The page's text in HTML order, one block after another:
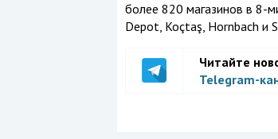
более 820 магазинов в 8-
Depot, Koçtaş, Hornbach и
Читайте
Telegram-